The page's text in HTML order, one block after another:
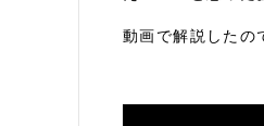
動画で解説したの